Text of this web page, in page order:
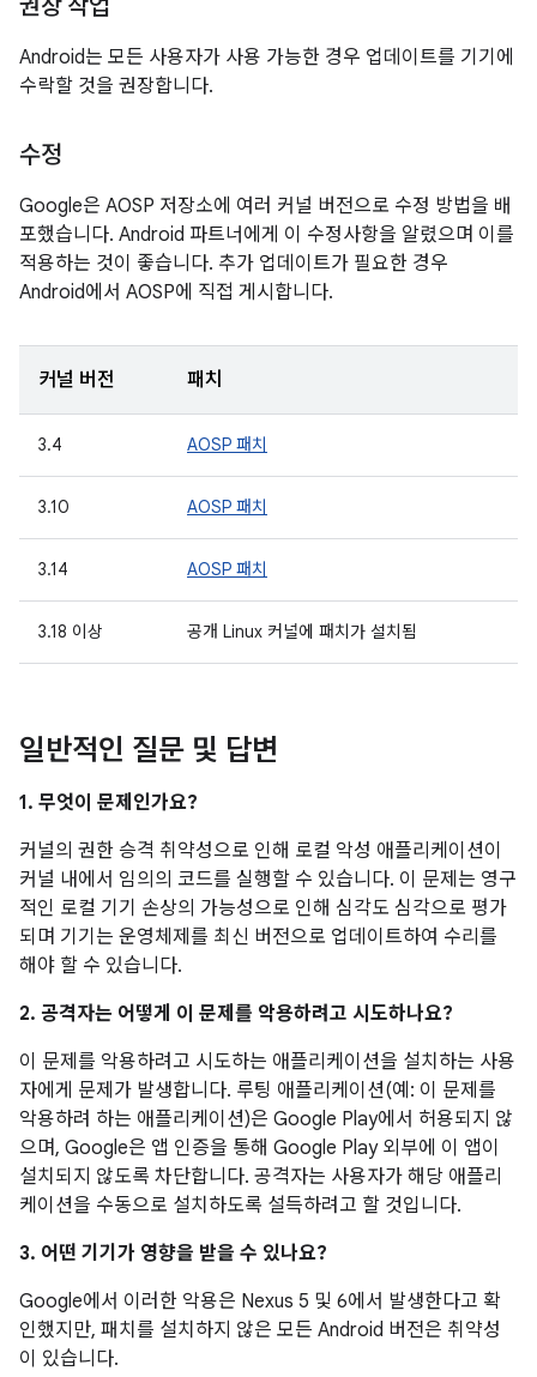
권장 작업
Android는 모든 사용자가 사용 가능한 경우 업데이트를 기기에
수락할 것을 권장합니다.
수정
Google은 AOSP 저장소에 여러 커널 버전으로 수정 방법을 배
포했습니다. Android 파트너에게 이 수정사항을 알렸으며 이를
적용하는 것이 좋습니다. 추가 업데이트가 필요한 경우
Android에서 AOSP에 직접 게시합니다.
커널 버전 패치
3.4 AOSP 패치
3.10 AOSP 패치
3.14 AOSP 패치
3.18 이상 공개 Linux 커널에 패치가 설치됨
일반적인 질문 및 답변
1. 무엇이 문제인가요?
커널의 권한 승격 취약성으로 인해 로컬 악성 애플리케이션이
커널 내에서 임의의 코드를 실행할 수 있습니다. 이 문제는 영구
적인 로컬 기기 손상의 가능성으로 인해 심각도 심각으로 평가
되며 기기는 운영체제를 최신 버전으로 업데이트하여 수리를
해야 할 수 있습니다.
2. 공격자는 어떻게 이 문제를 악용하려고 시도하나요?
이 문제를 악용하려고 시도하는 애플리케이션을 설치하는 사용
자에게 문제가 발생합니다. 루팅 애플리케이션(예: 이 문제를
악용하려 하는 애플리케이션)은 Google Play에서 허용되지 않
으며, Google은 앱 인증을 통해 Google Play 외부에 이 앱이
설치되지 않도록 차단합니다. 공격자는 사용자가 해당 애플리
케이션을 수동으로 설치하도록 설득하려고 할 것입니다.
3. 어떤 기기가 영향을 받을 수 있나요?
Google에서 이러한 악용은 Nexus 5 및 6에서 발생한다고 확
인했지만, 패치를 설치하지 않은 모든 Android 버전은 취약성
이 있습니다.